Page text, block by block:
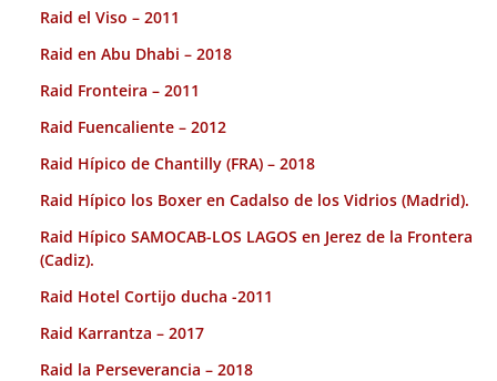
Raid el Viso – 2011
Raid en Abu Dhabi – 2018
Raid Fronteira – 2011
Raid Fuencaliente – 2012
Raid Hípico de Chantilly (FRA) – 2018
Raid Hípico los Boxer en Cadalso de los Vidrios (Madrid).
Raid Hípico SAMOCAB-LOS LAGOS en Jerez de la Frontera
(Cadiz).
Raid Hotel Cortijo ducha -2011
Raid Karrantza – 2017
Raid la Perseverancia – 2018